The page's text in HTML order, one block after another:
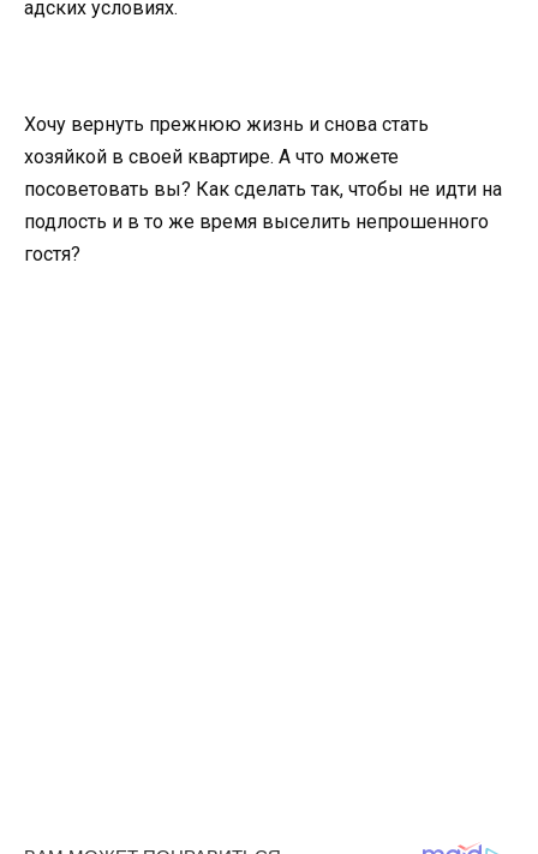
адских условиях.
Хочу вернуть прежнюю жизнь и снова стать
хозяйкой в своей квартире. А что можете
посоветовать вы? Как сделать так, чтобы не идти на
подлость и в то же время выселить непрошенного
гостя?